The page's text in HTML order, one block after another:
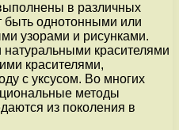
в различных
быть однотонными или
узорами и рисунками.
красителями
красителями,
с уксусом. Во многих
методы
из поколения в